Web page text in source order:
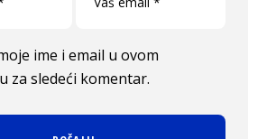
ime i email u ovom
za sledeći komentar.